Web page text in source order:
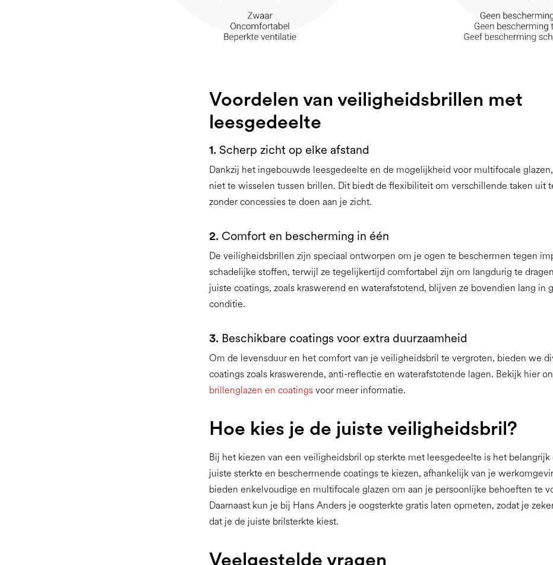
Voordelen van veiligheidsbrillen met
leesgedeelte
1. Scherp zicht op elke afstand
Dankzij het ingebouwde leesgedeelte en de mogelijkheid voor multifocale
niet te wisselen tussen brillen. Dit biedt de flexibiliteit om verschillende taken uit
zonder concessies te doen aan je zicht.
2. Comfort en bescherming in één
De veiligheidsbrillen zijn speciaal ontworpen om je ogen te beschermen tegen
schadelijke stoffen, terwijl ze tegelijkertijd comfortabel zijn om langdurig te
juiste coatings, zoals kraswerend en waterafstotend, blijven ze bovendien lang in
conditie.
3. Beschikbare coatings voor extra duurzaamheid
Om de levensduur en het comfort van je veiligheidsbril te vergroten, bieden we
coatings zoals kraswerende, anti-reflectie en waterafstotende lagen. Bekijk hier
brillenglazen en coatings voor meer informatie.
Hoe kies je de juiste veiligheidsbril?
Bij het kiezen van een veiligheidsbril op sterkte met leesgedeelte is het belangrijk
juiste sterkte en beschermende coatings te kiezen, afhankelijk van je
bieden enkelvoudige en multifocale glazen om aan je persoonlijke behoeften te
Daarnaast kun je bij Hans Anders je oogsterkte gratis laten opmeten, zodat je
dat je de juiste brilsterkte kiest.
Veelgestelde vragen